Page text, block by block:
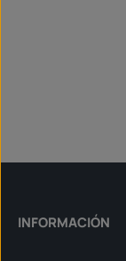
INFORMACIÓN